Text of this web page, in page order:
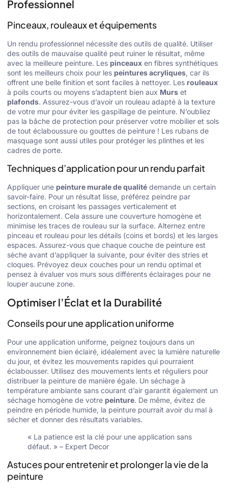
Professionnel
Pinceaux, rouleaux et équipements
Un rendu professionnel nécessite des outils de qualité. Utiliser
des outils de mauvaise qualité peut ruiner le résultat, même
avec la meilleure peinture. Les pinceaux en fibres synthétiques
sont les meilleurs choix pour les peintures acryliques, car ils
offrent une belle finition et sont faciles à nettoyer. Les rouleaux
à poils courts ou moyens s’adaptent bien aux Murs et
plafonds. Assurez-vous d’avoir un rouleau adapté à la texture
de votre mur pour éviter les gaspillage de peinture. N’oubliez
pas la bâche de protection pour préserver votre mobilier et sols
de tout éclaboussure ou gouttes de peinture ! Les rubans de
masquage sont aussi utiles pour protéger les plinthes et les
cadres de porte.
Techniques d’application pour un rendu parfait
Appliquer une peinture murale de qualité demande un certain
savoir-faire. Pour un résultat lisse, préférez peindre par
sections, en croisant les passages verticalement et
horizontalement. Cela assure une couverture homogène et
minimise les traces de rouleau sur la surface. Alternez entre
pinceau et rouleau pour les détails (coins et bords) et les larges
espaces. Assurez-vous que chaque couche de peinture est
sèche avant d’appliquer la suivante, pour éviter des stries et
cloques. Prévoyez deux couches pour un rendu optimal et
pensez à évaluer vos murs sous différents éclairages pour ne
louper aucune zone.
Optimiser l’Éclat et la Durabilité
Conseils pour une application uniforme
Pour une application uniforme, peignez toujours dans un
environnement bien éclairé, idéalement avec la lumière naturelle
du jour, et évitez les mouvements rapides qui pourraient
éclabousser. Utilisez des mouvements lents et réguliers pour
distribuer la peinture de manière égale. Un séchage à
température ambiante sans courant d’air garantit également un
séchage homogène de votre peinture. De même, évitez de
peindre en période humide, la peinture pourrait avoir du mal à
sécher et donner des résultats variables.
« La patience est la clé pour une application sans
défaut. » – Expert Decor
Astuces pour entretenir et prolonger la vie de la
peinture